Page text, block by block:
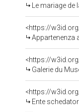
Le mariage de
<https://
Appartenenza
Galerie du
<https://
Ente